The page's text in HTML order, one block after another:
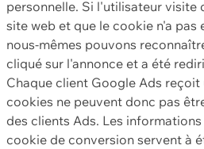
personnelle. Si l'utilisateur visite
site web et que le cookie n'a pas
nous-mêmes pouvons
cliqué sur l'annonce et a été
Chaque client Google Ads
cookies ne peuvent donc pas
des clients Ads. Les
cookie de conversion servent à